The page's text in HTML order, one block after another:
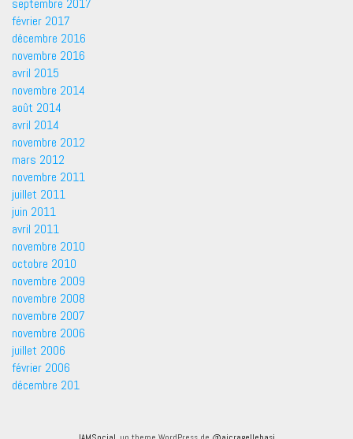
septembre 2017
février 2017
décembre 2016
novembre 2016
avril 2015
novembre 2014
août 2014
avril 2014
novembre 2012
mars 2012
novembre 2011
juillet 2011
juin 2011
avril 2011
novembre 2010
octobre 2010
novembre 2009
novembre 2008
novembre 2007
novembre 2006
juillet 2006
février 2006
décembre 201